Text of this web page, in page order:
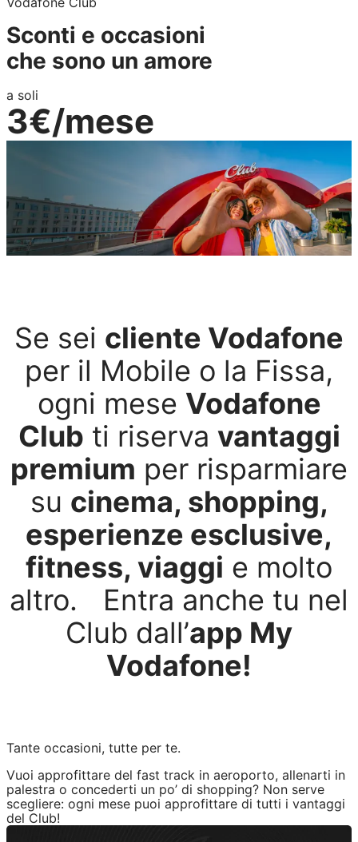
Sconti e occasioni
che sono un amore
a soli
3€/mese
Se sei cliente Vodafone
per il Mobile o la Fissa,
ogni mese Vodafone
Club ti riserva vantaggi
premium per risparmiare
su cinema, shopping,
esperienze esclusive,
fitness, viaggi e molto
altro. Entra anche tu nel
Club dall’app My
Vodafone!
Tante occasioni, tutte per te.
Vuoi approfittare del fast track in aeroporto, allenarti in
palestra o concederti un po’ di shopping? Non serve
scegliere: ogni mese puoi approfittare di tutti i vantaggi
del Club!